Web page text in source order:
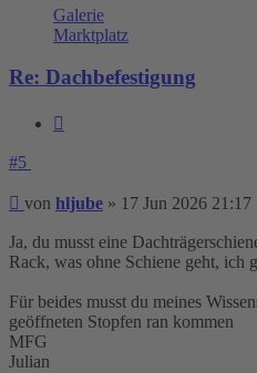
Galerie
Marktplatz
Re: Dachbefestigung
#5
Beitrag
von hljube » 17 Jun 2026 21:17
Ja, du musst eine
Rack, was ohne Schiene geht, ich
Für beides musst du meines
geöffneten Stopfen ran kommen
MFG
Julian